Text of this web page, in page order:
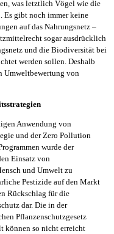
was letztlich Vögel wie die
Es gibt noch immer keine
auf das Nahrungsnetz –
sogar ausdrücklich
und die Biodiversität bei
werden sollen. Deshalb
Umweltbewertung von
Anwendung von
und der Zero Pollution
wurde der
Einsatz von
und Umwelt zu
Pestizide auf den Markt
Rückschlag für die
dar. Die in der
Pflanzenschutzgesetz
können so nicht erreicht